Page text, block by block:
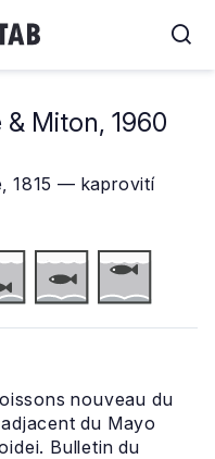
& Miton, 1960
1815 — kaprovití
nouveau du
du Mayo
Bulletin du